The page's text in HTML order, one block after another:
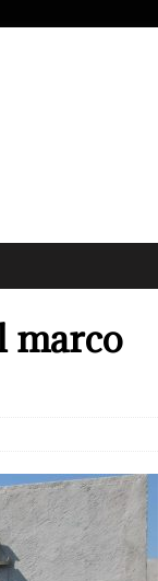
marco